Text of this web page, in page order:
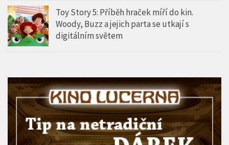
Toy Story 5: Příběh hraček míří do kin.
Woody, Buzz a jejich parta se utkají s
digitálním světem